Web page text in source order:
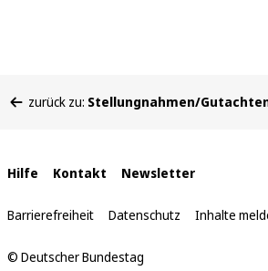
befinden
zurück zu: Stellungnahmen/
Interne
Links
Hilfe Kontakt Newsletter
Barrierefreiheit Datenschutz Inhalte
© Deutscher Bundestag